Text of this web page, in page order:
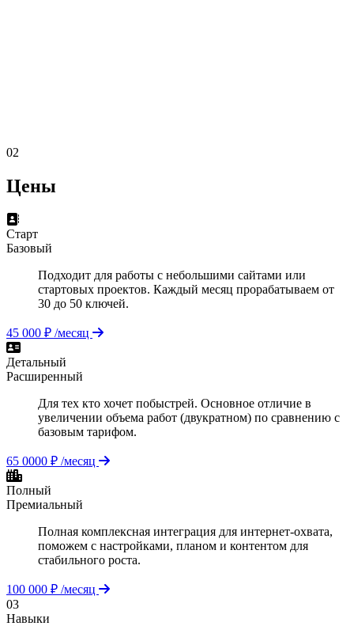
02
Цены
Старт
Базовый
Подходит для работы с небольшими сайтами или
стартовых проектов. Каждый месяц прорабатываем от
30 до 50 ключей.
45 000 ₽ /месяц
Детальный
Расширенный
Для тех кто хочет побыстрей. Основное отличие в
увеличении объема работ (двукратном) по сравнению с
базовым тарифом.
65 0000 ₽ /месяц
Полный
Премиальный
Полная комплексная интеграция для интернет-охвата,
поможем с настройками, планом и контентом для
стабильного роста.
100 000 ₽ /месяц
03
Навыки